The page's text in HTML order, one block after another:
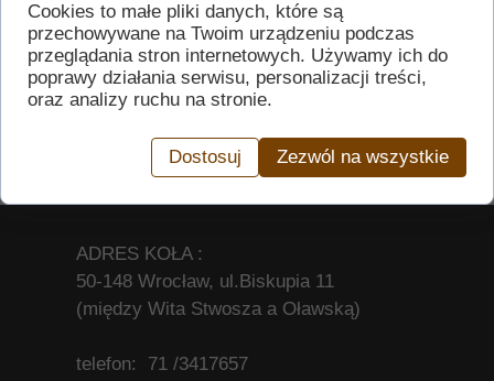
Autor
11 lipca 2024
ADRES KOŁA :
50-148 Wrocław, ul.Biskupia 11
(między Wita Stwosza a Oławską)
telefon: 71 /3417657
Cookies to małe pliki danych, które są
przechowywane na Twoim urządzeniu podczas
przeglądania stron internetowych. Używamy ich do
poprawy działania serwisu, personalizacji treści,
oraz analizy ruchu na stronie.
Dostosuj Zezwól na wszystkie